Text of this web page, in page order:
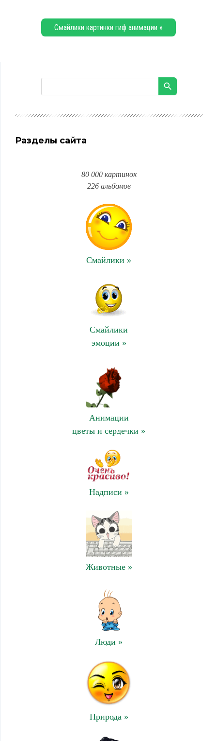
Смайлики картинки гиф анимации »
Разделы сайта
80 000 картинок
226 альбомов
Смайлики »
Смайлики
эмоции »
Анимации
цветы и сердечки »
Надписи »
Животные »
Люди »
Природа »